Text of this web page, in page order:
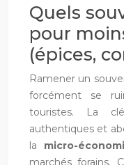
Quels
pour
(épices,
Ramener un
forcément se
touristes. La
authentiques et
la micro-